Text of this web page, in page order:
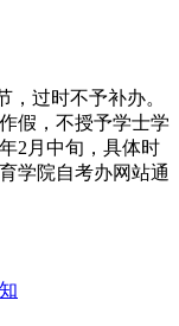
过时不予补办。
假，不授予学士学
2月中旬，具体时
学院自考办网站通